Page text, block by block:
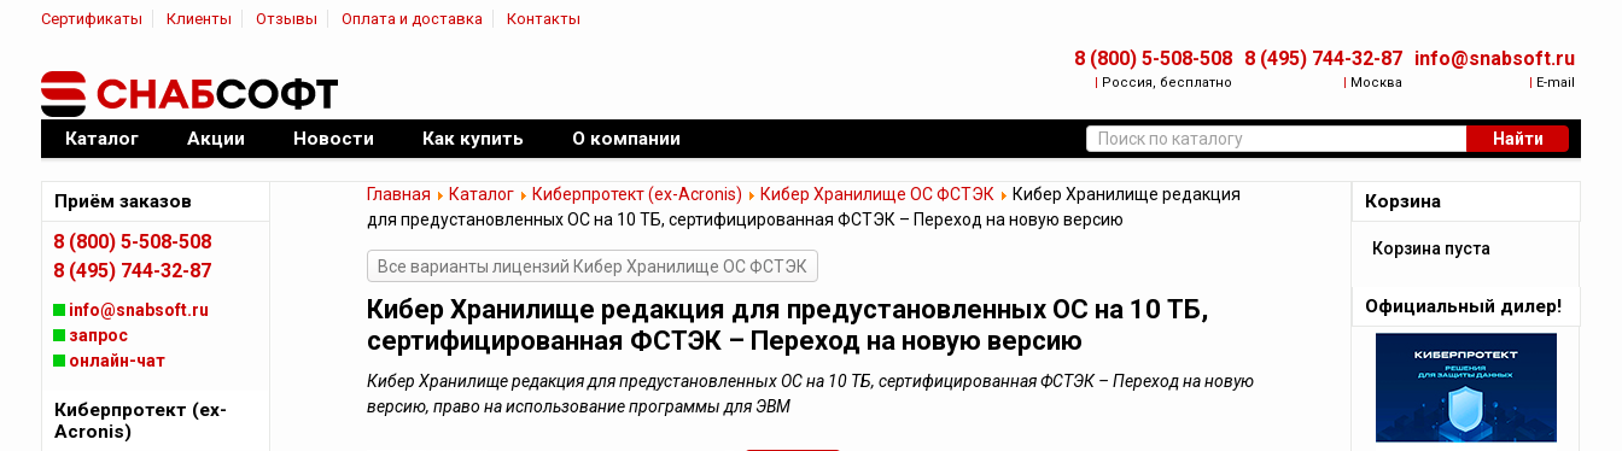
Сертификаты Клиенты Отзывы Оплата и доставка Контакты
8 (800) 5-508-508
| Россия, бесплатно
8 (495) 744-32-87
| Москва
info@snabsoft.ru
| E-mail
Официальный дилер ПО
Каталог Акции Новости Как купить О компании Найти
Главная Каталог Киберпротект (ex-Acronis) Кибер Хранилище ОС ФСТЭК
Кибер Хранилище редакция
для предустановленных ОС на 10 ТБ, сертифицированная ФСТЭК – Переход на новую версию
Все варианты лицензий Кибер Хранилище ОС ФСТЭК
Кибер Хранилище редакция для предустановленных ОС на 10 ТБ,
сертифицированная ФСТЭК – Переход на новую версию
Кибер Хранилище редакция для предустановленных ОС на 10 ТБ, сертифицированная ФСТЭК – Переход на новую
версию, право на использование программы для ЭВМ
Приём заказов
8 (800) 5-508-508
8 (495) 744-32-87
info@snabsoft.ru
запрос
онлайн-чат
Киберпротект (ex-
Acronis)
Корзина
Корзина пуста
Официальный дилер!